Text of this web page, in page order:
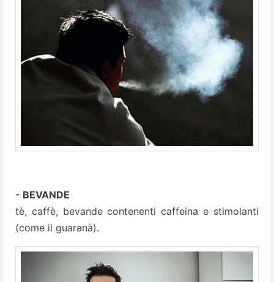
- BEVANDE
tè, caffè, bevande contenenti caffeina e stimolanti
(come il guaranà).